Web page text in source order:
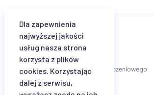
Regulamin
Klauzula informacyjna Wiener TU SA
Karta informacyjna agenta ubezpieczeniowego
Dla zapewnienia
najwyższej jakości
usług nasza strona
korzysta z plików
cookies. Korzystając
dalej z serwisu,